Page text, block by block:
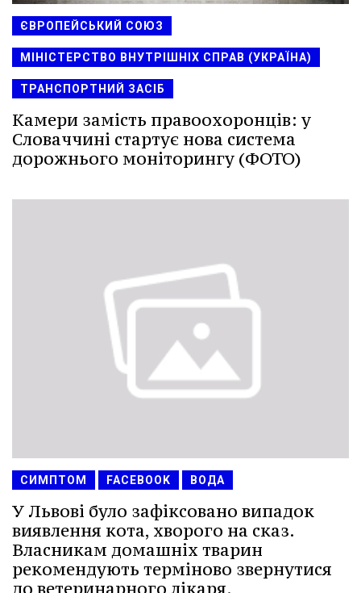
ЄВРОПЕЙСЬКИЙ СОЮЗ
МІНІСТЕРСТВО ВНУТРІШНІХ СПРАВ (УКРАЇНА)
ТРАНСПОРТНИЙ ЗАСІБ
Камери замість правоохоронців: у
Словаччині стартує нова система
дорожнього моніторингу (ФОТО)
СИМПТОМ FACEBOOK ВОДА
У Львові було зафіксовано випадок
виявлення кота, хворого на сказ.
Власникам домашніх тварин
рекомендують терміново звернутися
до ветеринарного лікаря.